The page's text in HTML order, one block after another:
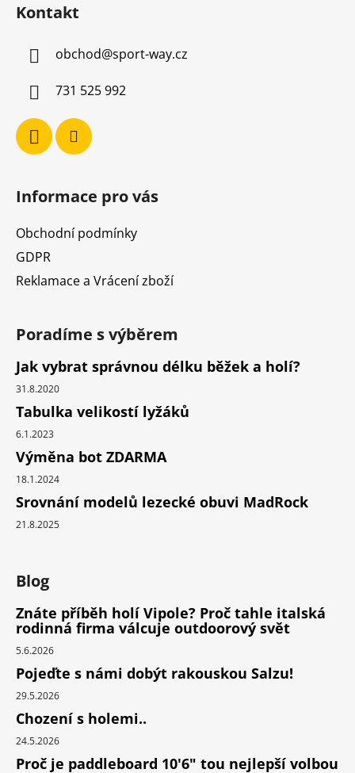
Kontakt
obchod@sport-way.cz
731 525 992
Informace pro vás
Obchodní podmínky
GDPR
Reklamace a Vrácení zboží
Poradíme s výběrem
Jak vybrat správnou délku běžek a holí?
31.8.2020
Tabulka velikostí lyžáků
6.1.2023
Výměna bot ZDARMA
18.1.2024
Srovnání modelů lezecké obuvi MadRock
21.8.2025
Blog
Znáte příběh holí Vipole? Proč tahle italská
rodinná firma válcuje outdoorový svět
5.6.2026
Pojeďte s námi dobýt rakouskou Salzu!
29.5.2026
Chození s holemi..
24.5.2026
Proč je paddleboard 10'6" tou nejlepší volbou